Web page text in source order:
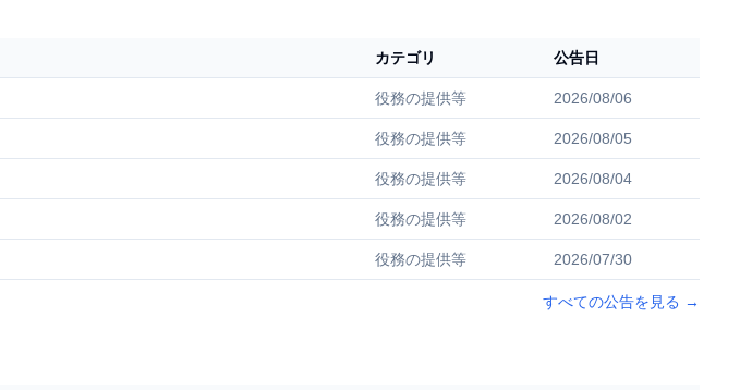
カテゴリ 公告日
役務の提供等 2026/08/06
役務の提供等 2026/08/05
役務の提供等 2026/08/04
役務の提供等 2026/08/02
役務の提供等 2026/07/30
すべての公告を見る →